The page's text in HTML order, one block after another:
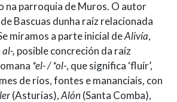
na parroquia de Muros. O autor
Bascuas dunha raíz relacionada
miramos a parte inicial deAlivía,
al-, posible concreción da raíz
*el- / *ol-, que significa ‘fluír’,
de ríos, fontes e mananciais, con
(Asturias),Alón(Santa Comba),